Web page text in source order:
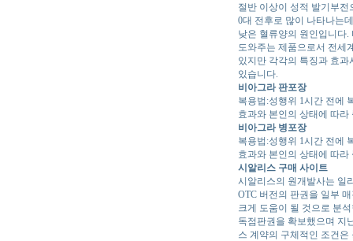
절반 이상이 성적 발기부
0대 전후로 많이 나타나는
낮은 혈류양의 원인입니다
도와주는 제품으로서 전세
있지만 각각의 특징과 효
있습니다.
비아그라 판포장
복용법:성행위 1시간 전에
효과와 본인의 상태에 따라
비아그라 병포장
복용법:성행위 1시간 전에
효과와 본인의 상태에 따라
시알리스 구매 사이트
시알리스의 원개발사는 일
OTC 버전의 판권을 일부
크게 도움이 될 것으로 분
독점판권을 확보했으며 지
스 계약의 구체적인 조건